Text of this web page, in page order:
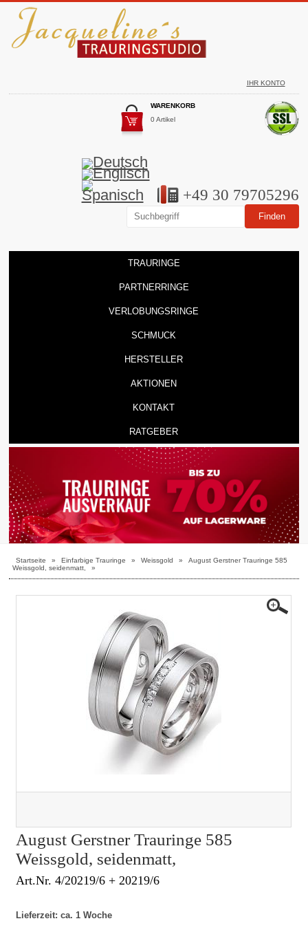
IHR KONTO
WARENKORB
0 Artikel
+49 30 79705296
TRAURINGE
PARTNERRINGE
VERLOBUNGSRINGE
SCHMUCK
HERSTELLER
AKTIONEN
KONTAKT
RATGEBER
Startseite » Einfarbige Trauringe » Weissgold »
August Gerstner Trauringe 585
Weissgold, seidenmatt,
»
August Gerstner Trauringe 585
Weissgold, seidenmatt,
Art.Nr. 4/20219/6 + 20219/6
Lieferzeit: ca. 1 Woche